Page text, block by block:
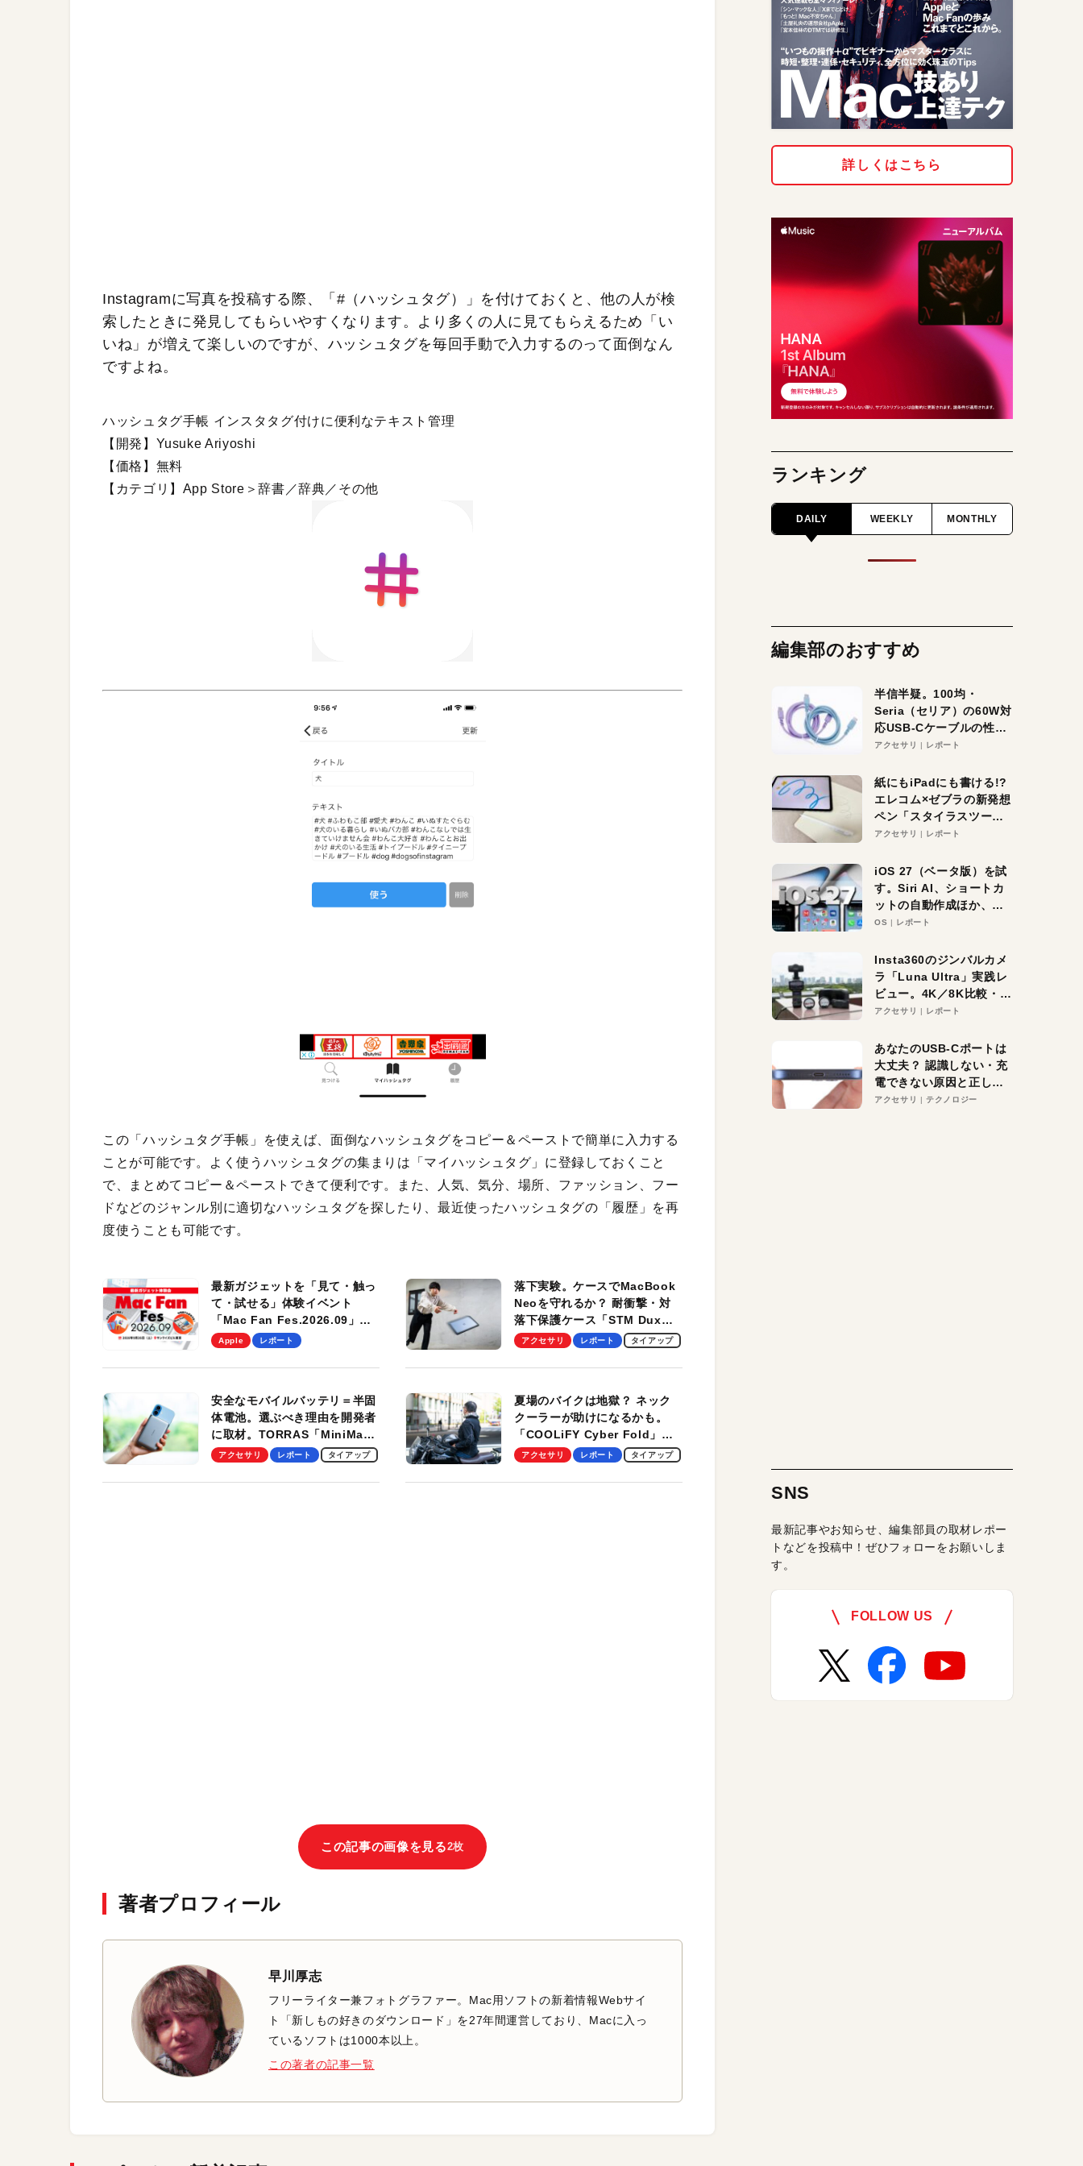
Instagramに写真を投稿する際、「#（ハッシュタグ）」を付けておくと、他の人が検
索したときに発見してもらいやすくなります。より多くの人に見てもらえるため「い
いね」が増えて楽しいのですが、ハッシュタグを毎回手動で入力するのって面倒なん
ですよね。
ハッシュタグ手帳 インスタタグ付けに便利なテキスト管理
【開発】Yusuke Ariyoshi
【価格】無料
【カテゴリ】App Store＞辞書／辞典／その他
この「ハッシュタグ手帳」を使えば、面倒なハッシュタグをコピー＆ペーストで簡単に入力する
ことが可能です。よく使うハッシュタグの集まりは「マイハッシュタグ」に登録しておくこと
で、まとめてコピー＆ペーストできて便利です。また、人気、気分、場所、ファッション、フー
ドなどのジャンル別に適切なハッシュタグを探したり、最近使ったハッシュタグの「履歴」を再
度使うことも可能です。
最新ガジェットを「見て・触っ
て・試せる」体験イベント
「Mac Fan Fes.2026.09」
を、9月26日（土）に開催しま
Apple レポート
落下実験。ケースでMacBook
Neoを守れるか？ 耐衝撃・対
落下保護ケース「STM Dux
Ultra」を検証。学生、ビジネ
適！
アクセサリ レポート タイアップ
安全なモバイルバッテリ＝半固
体電池。選ぶべき理由を開発者
に取材。TORRAS「MiniMag
Pro」の実機レビューも
アクセサリ レポート タイアップ
夏場のバイクは地獄？ ネック
クーラーが助けになるかも。
「COOLiFY Cyber Fold」レ
ビュー。冷却の速さ、密着する
性がグッド！
アクセサリ レポート タイアップ
この記事の画像を見る2枚
著者プロフィール
早川厚志
フリーライター兼フォトグラファー。Mac用ソフトの新着情報Webサイ
ト「新しもの好きのダウンロード」を27年間運営しており、Macに入っ
ているソフトは1000本以上。
この著者の記事一覧
詳しくはこちら
ランキング
DAILY WEEKLY MONTHLY
編集部のおすすめ
半信半疑。100均・
Seria（セリア）の60W対
応USB-Cケーブルの性能
を検証。超コスパの1本を
アクセサリ レポート
紙にもiPadにも書ける!?
エレコム×ゼブラの新発想
ペン「スタイラスツーウ
ェイ」レビュー。持ち替
アクセサリ レポート
iOS 27（ベータ版）を試
す。Siri AI、ショートカ
ットの自動作成ほか、期
待大の便利機能5選。
る未来はすぐそこ！
OS レポート
Insta360のジンバルカメ
ラ「Luna Ultra」実践レ
ビュー。4K／8K比較・ズ
ーム・夜間撮影をチェッ
アクセサリ レポート
あなたのUSB-Cポートは
大丈夫？ 認識しない・充
電できない原因と正しい
対策
アクセサリ テクノロジー
SNS
最新記事やお知らせ、編集部員の取材レポー
トなどを投稿中！ぜひフォローをお願いしま
す。
FOLLOW US